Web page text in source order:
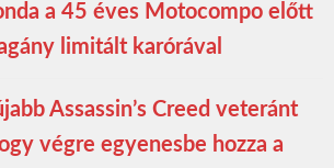
a 45 éves Motocompo előtt
limitált karórával
Assassin’s Creed veteránt
végre egyenesbe hozza a